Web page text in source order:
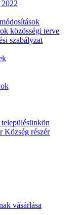
közösségi terve
szabályzat
Község részér
vásárlása